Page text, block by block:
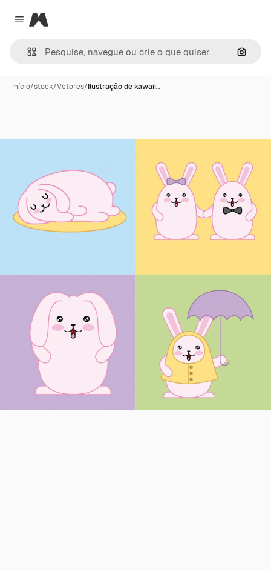
Close menu
Magnific
Início/stock/Vetores/Ilustração de kawaii…